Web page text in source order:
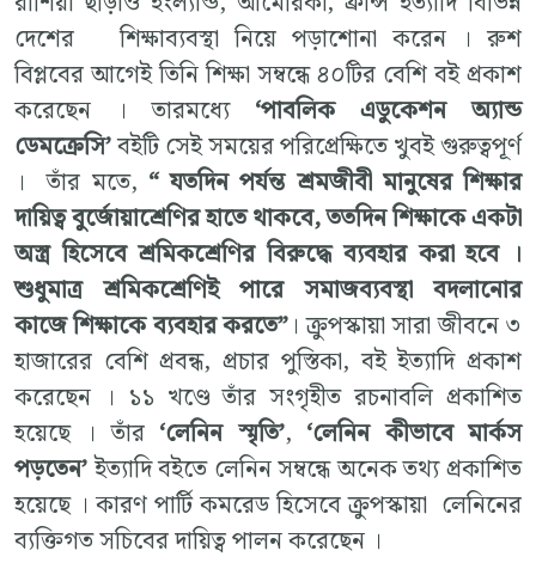
দেশের শিক্ষাব্যবস্থা নিয়ে পড়াশোনা করেন । রুশ
বিপ্লবের আগেই তিনি শিক্ষা সম্বন্ধে ৪০টির বেশি বই প্রকাশ
করেছেন । তারমধ্যে ‘পাবলিক এডুকেশন অ্যান্ড
ডেমক্রেসি’বইটি সেই সময়ের পরিপ্রেক্ষিতে খুবই গুরুত্বপূর্ণ
। তাঁর মতে, “ যতদিন পর্যন্ত শ্রমজীবী মানুষের শিক্ষার
দায়িত্ব বুর্জোয়াশ্রেণির হাতে থাকবে, ততদিন শিক্ষাকে একটা
অস্ত্র হিসেবে শ্রমিকশ্রেণির বিরুদ্ধে ব্যবহার করা হবে ।
শুধুমাত্র শ্রমিকশ্রেণিই পারে সমাজব্যবস্থা বদলানোর
কাজে শিক্ষাকে ব্যবহার করতে”। ক্রুপস্কায়া সারা জীবনে ৩
হাজারের বেশি প্রবন্ধ, প্রচার পুস্তিকা, বই ইত্যাদি প্রকাশ
করেছেন । ১১ খণ্ডে তাঁর সংগৃহীত রচনাবলি প্রকাশিত
হয়েছে । তাঁর ‘লেনিন স্মৃতি’, ‘লেনিন কীভাবে মার্কস
পড়তেন’ইত্যাদি বইতে লেনিন সম্বন্ধে অনেক তথ্য প্রকাশিত
হয়েছে । কারণ পার্টি কমরেড হিসেবে ক্রুপস্কায়া লেনিনের
ব্যক্তিগত সচিবের দায়িত্ব পালন করেছেন ।